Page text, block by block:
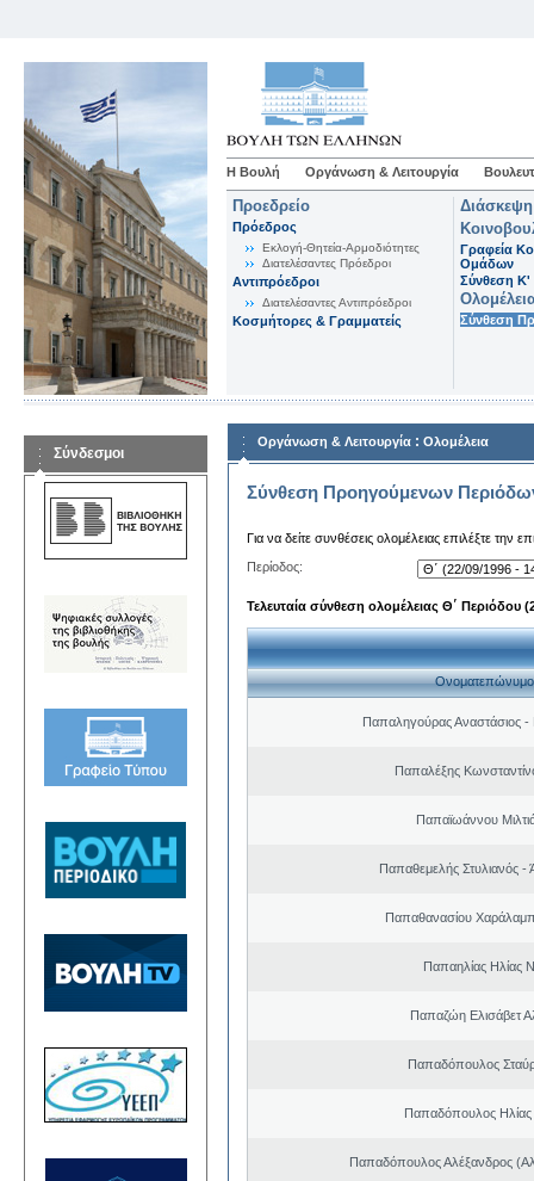
Η Βουλή Οργάνωση & Λειτουργία
Προεδρείο
Πρόεδρος
Εκλογή-Θητεία-Αρμοδιότητες
Διατελέσαντες Πρόεδροι
Αντιπρόεδροι
Διατελέσαντες Αντιπρόεδροι
Κοσμήτορες & Γραμματείς
Γραφεία
Ομάδων
Σύνθεση K'
Σύνθεση
Σύνδεσμοι
Οργάνωση & Λειτουργία : Ολομέλεια
Σύνθεση Προηγούμενων
Για να δείτε συνθέσεις ολομέλειας επιλέξτε την
Περίοδος:
Τελευταία σύνθεση ολομέλειας Θ΄ Περιόδου
Ονοματεπώνυμο
Παπαληγούρας Αναστάσιος -
Παπαλέξης
Παπαϊωάννου
Παπαθεμελής Στυλιανός -
Παπαθανασίου
Παπαηλίας Ηλίας
Παπαζώη Ελισάβετ
Παπαδόπουλος
Παπαδόπουλος Ηλίας
Παπαδόπουλος Αλέξανδρος